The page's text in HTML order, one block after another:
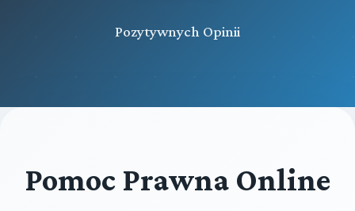
Pozytywnych Opinii
Pomoc Prawna Online